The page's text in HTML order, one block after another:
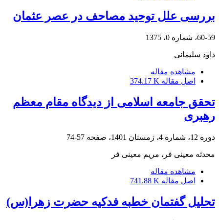
بررسی علل توحید مصاحف در عصر عثمان
60-59، شماره 0، 1375
داود سلیمانی
مشاهده مقاله
اصل مقاله 374.17 K
تحقق جامعه اسلامی از دیدگاه مقام معظم
رهبری
دوره 12، شماره 4، زمستان 1401، صفحه 57-74
محدثه معینی فر، مریم معینی فر
مشاهده مقاله
اصل مقاله 741.88 K
تحلیل گفتمان خطبه فدکیه حضرت زهرا(س)